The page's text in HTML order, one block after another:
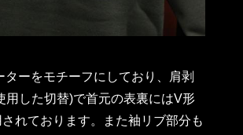
ターをモチーフにしており、肩剥
用した切替)で首元の表裏にはV形
れております。また袖リブ部分も